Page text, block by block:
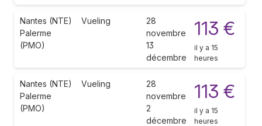
Nantes (NTE)
Palerme
(PMO)
Vueling
28
novembre
13
décembre
113 €
il y a 15
heures
Nantes (NTE)
Palerme
(PMO)
Vueling
28
novembre
2
décembre
113 €
il y a 15
heures